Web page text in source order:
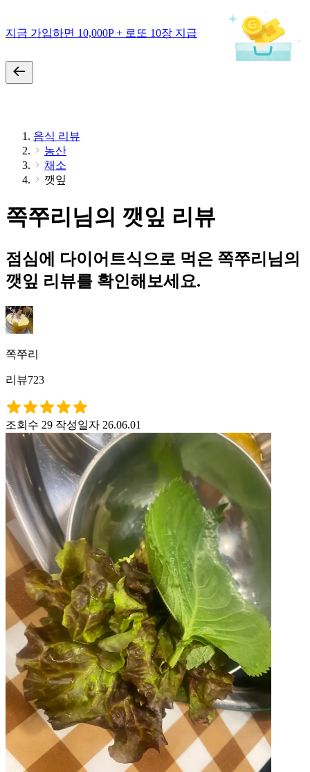
지금 가입하면 10,000P + 로또 10장 지급
음식 리뷰
농산
채소
깻잎
쪽쭈리님의 깻잎 리뷰
점심에 다이어트식으로 먹은 쪽쭈리님의
깻잎 리뷰를 확인해보세요.
쪽쭈리
리뷰723
조회수 29 작성일자 26.06.01